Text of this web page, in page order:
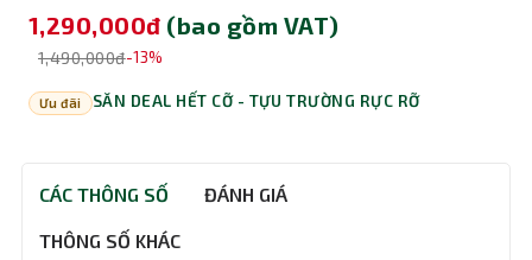
1,290,000đ (bao gồm VAT)
1,490,000đ-13%
Ưu đãi SĂN DEAL HẾT CỠ - TỰU TRƯỜNG RỰC RỠ
CÁC THÔNG SỐ ĐÁNH GIÁ
THÔNG SỐ KHÁC